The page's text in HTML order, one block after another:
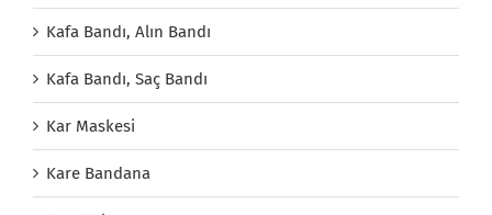
Kafa Bandı, Alın Bandı
Kafa Bandı, Saç Bandı
Kar Maskesi
Kare Bandana